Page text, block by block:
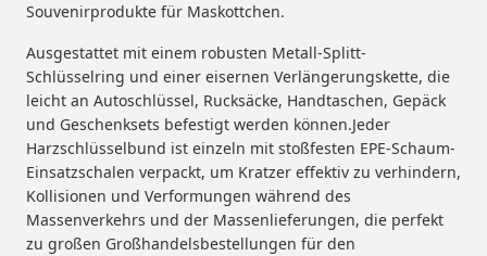
Souvenirprodukte für Maskottchen.
Ausgestattet mit einem robusten Metall-Splitt-
Schlüsselring und einer eisernen Verlängerungskette, die
leicht an Autoschlüssel, Rucksäcke, Handtaschen, Gepäck
und Geschenksets befestigt werden können.Jeder
Harzschlüsselbund ist einzeln mit stoßfesten EPE-Schaum-
Einsatzschalen verpackt, um Kratzer effektiv zu verhindern,
Kollisionen und Verformungen während des
Massenverkehrs und der Massenlieferungen, die perfekt
zu großen Großhandelsbestellungen für den